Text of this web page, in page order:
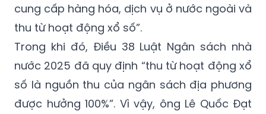
cung cấp hàng hóa, dịch vụ ở nước ngoài và
thu từ hoạt động xổ số”.
Trong khi đó, Điều 38 Luật Ngân sách nhà
nước 2025 đã quy định “thu từ hoạt động xổ
số là nguồn thu của ngân sách địa phương
được hưởng 100%”. Vì vậy, ông Lê Quốc Đạt